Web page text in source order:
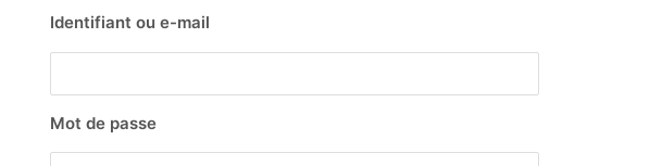
Identifiant ou e-mail
Mot de passe